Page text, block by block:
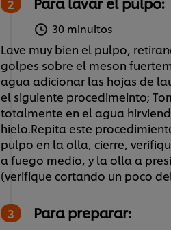
30 minuitos
Lave muy bien el pulpo,
golpes sobre el meson
agua adicionar las hojas de
el siguiente procedimeinto;
totalmente en el agua
hielo.Repita este
pulpo en la olla, cierre,
a fuego medio, y la olla a
(verifique cortando un poco
Para preparar: